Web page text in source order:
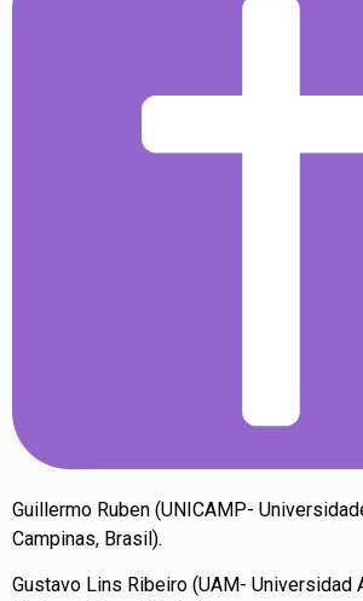
Guillermo Ruben (UNICAMP-
Campinas, Brasil).
Gustavo Lins Ribeiro (UAM- Universidad